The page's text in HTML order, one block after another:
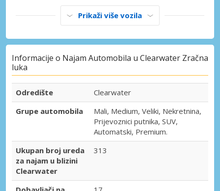
Prikaži više vozila
Informacije o Najam Automobila u Clearwater Zračna
luka
Odredište
Clearwater
Grupe automobila
Mali, Medium, Veliki, Nekretnina,
Prijevoznici putnika, SUV,
Automatski, Premium.
Ukupan broj ureda
za najam u blizini
Clearwater
313